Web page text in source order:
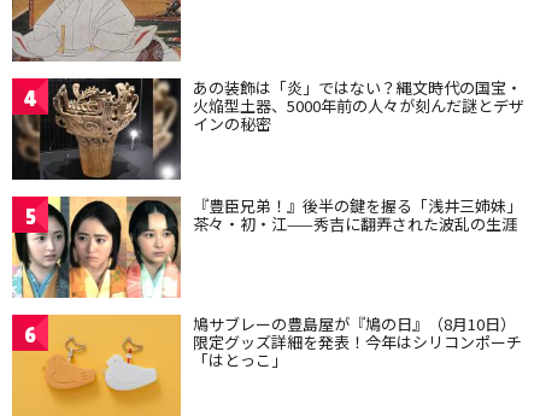
4 あの装飾は「炎」ではない？縄文時代の国宝・
火焔型土器、5000年前の人々が刻んだ謎とデザ
インの秘密
5 『豊臣兄弟！』後半の鍵を握る「浅井三姉妹」
茶々・初・江——秀吉に翻弄された波乱の生涯
6 鳩サブレーの豊島屋が『鳩の日』（8月10日）
限定グッズ詳細を発表！今年はシリコンポーチ
「はとっこ」